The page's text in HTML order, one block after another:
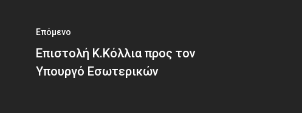
Επόμενο
Επιστολή Κ.Κόλλια προς τον
Υπουργό Εσωτερικών